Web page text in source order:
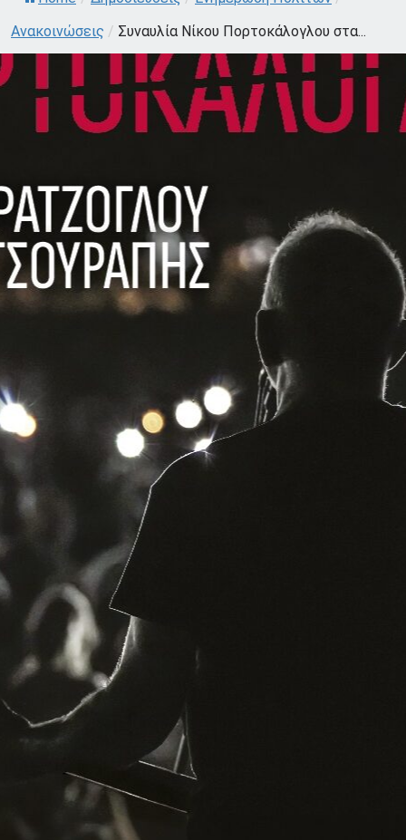
Ανακοινώσεις / Συναυλία Νίκου Πορτοκάλογλου στα...